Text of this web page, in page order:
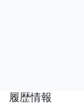
履歴情報